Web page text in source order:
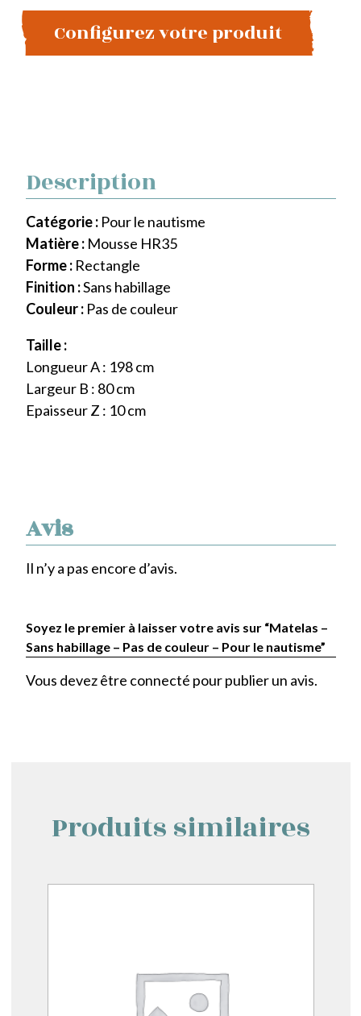
Configurez votre produit
Avis
Il n’y a pas encore d’avis.
Soyez le premier à laisser votre avis sur “Matelas –
Sans habillage – Pas de couleur – Pour le nautisme”
Vous devez être connecté pour publier un avis.
Description
Catégorie : Pour le nautisme
Matière : Mousse HR35
Forme : Rectangle
Finition :Sans habillage
Couleur : Pas de couleur
Taille :
Longueur A : 198 cm
Largeur B : 80 cm
Epaisseur Z : 10 cm
Produits similaires